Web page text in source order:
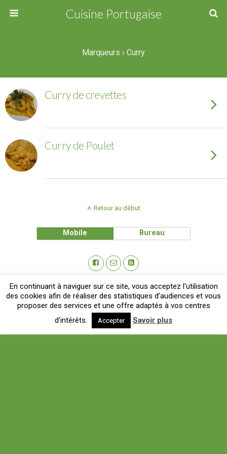
Cuisine Portugaise
Marqueurs › Curry
Curry de crevettes
Curry de Poulet
Retour au début
Mobile Bureau
En continuant à naviguer sur ce site, vous acceptez l'utilisation
des cookies afin de réaliser des statistiques d’audiences et vous
proposer des services et une offre adaptés à vos centres
d'intérêts.
Accepter Savoir plus